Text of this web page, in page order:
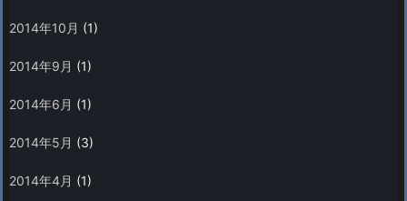
2014年10月 (1)
2014年9月 (1)
2014年6月 (1)
2014年5月 (3)
2014年4月 (1)